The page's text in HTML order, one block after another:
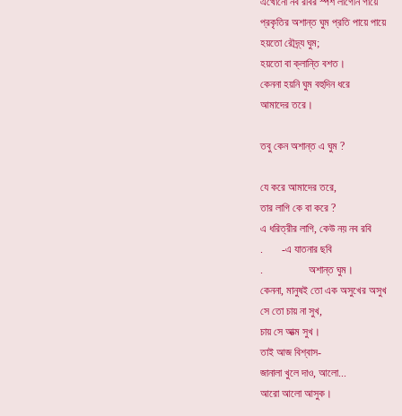
প্রকৃতির অশান্ত ঘুম প্রতি পায়ে পায়ে
হয়তো রৌদ্র্য ঘুম;
হয়তো বা ক্লান্তি বশত।
কেননা হয়নি ঘুম বহুদিন ধরে
আমাদের তরে।
তবু কেন অশান্ত এ ঘুম ?
যে করে আমাদের তরে,
তার লাগি কে বা করে ?
এ ধরিত্রীর লাগি, কেউ নয় নব রবি
. -এ যাতনার ছবি
. অশান্ত ঘুম।
কেননা, মানুষই তো এক অসুখের অসুখ
সে তো চায় না সুখ,
চায় সে আত্ম সুখ।
তাই আজ বিশ্বাস-
জানালা খুলে দাও, আলো...
আরো আলো আসুক।